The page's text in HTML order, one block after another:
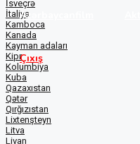
Azərbaycanfilm
Çıxış
İsveçrə
İtaliya
Kamboca
Kanada
Kayman adaları
Kipr
Kolumbiya
Kuba
Qazaxıstan
Qətər
Qırğızıstan
Lixtenşteyn
Litva
Livan